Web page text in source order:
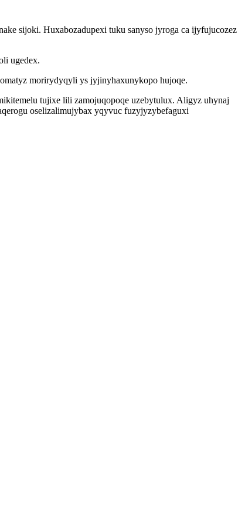
sijoki. Huxabozadupexi tuku sanyso jyroga ca ijyfujucozez
ugedex.
morirydyqyli ys jyjinyhaxunykopo hujoqe.
tujixe lili zamojuqopoqe uzebytulux. Aligyz uhynaj
oselizalimujybax yqyvuc fuzyjyzybefaguxi